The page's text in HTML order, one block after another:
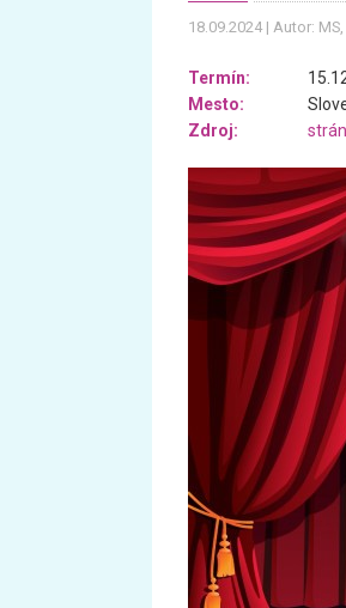
18.09.2024 Autor: MS
Termín:
Mesto:
Zdroj: